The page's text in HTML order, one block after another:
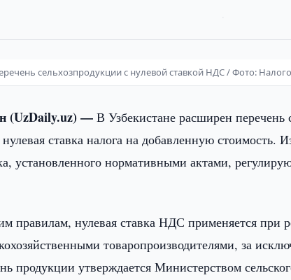
сельхозпродукции с нулевой ставкой НДС / Фото:
(UzDaily.uz) —В Узбекистане расширен перечень
ставка налога на добавленную стоимость.
установленного нормативными актами,
правилам, нулевая ставка НДС применяется при
товаропроизводителями, за
продукции утверждается Министерством